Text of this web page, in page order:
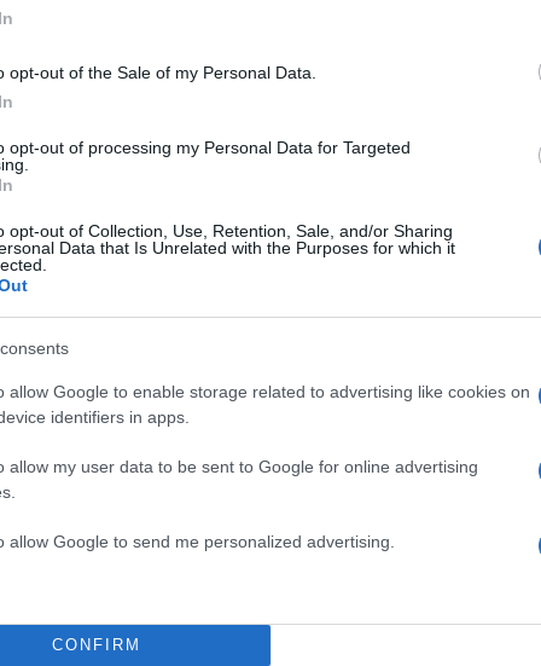
opt-out of the Sale of my Personal Data.
opt-out of processing my Personal Data for Targeted
opt-out of Collection, Use, Retention, Sale, and/or Sharing
Data that Is Unrelated with the Purposes for which it
allow Google to enable storage related to advertising like cookies on
identifiers in apps.
allow my user data to be sent to Google for online advertising
allow Google to send me personalized advertising.
CONFIRM
καθώς και η
μείωση της
Η ηλικία
και στα δυο
την ποιότητα τόσο
Δυστυχώς
ζευγαριών στις
σε μεγάλη ηλικία
να
μειώνεται.
σε ηλικία άνω των 30
της γονιμότητας,
γίνεται ιδιαίτερα
να επισημανθεί ότι σε
να διενεργηθεί και
ασπροπρόσωπη – 4
την
Οι αγαπημένες